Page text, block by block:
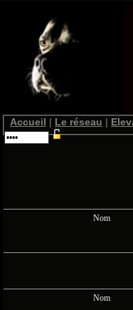
Accueil | Le réseau |
Nom
Nom